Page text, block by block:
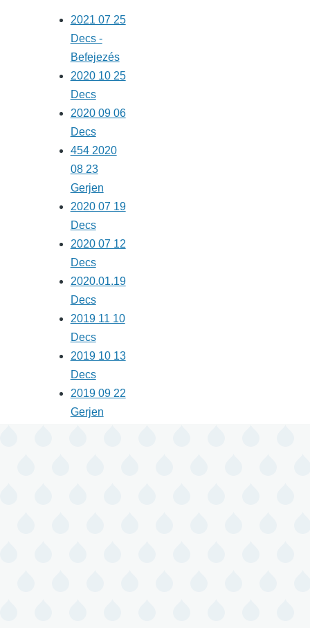
2021 07 25
Decs -
Befejezés
2020 10 25
Decs
2020 09 06
Decs
454 2020
08 23
Gerjen
2020 07 19
Decs
2020 07 12
Decs
2020.01.19
Decs
2019 11 10
Decs
2019 10 13
Decs
2019 09 22
Gerjen